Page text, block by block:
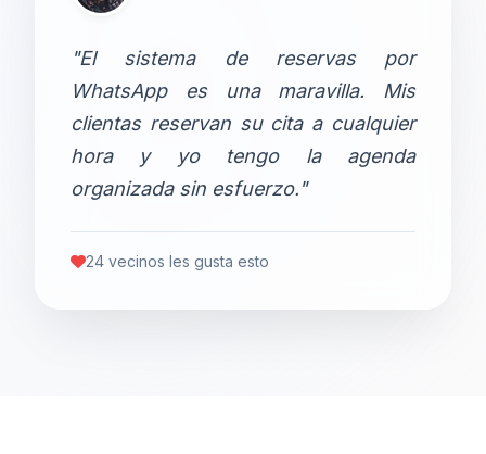
"El sistema de reservas por
WhatsApp es una maravilla. Mis
clientas reservan su cita a cualquier
hora y yo tengo la agenda
organizada sin esfuerzo."
24 vecinos les gusta esto